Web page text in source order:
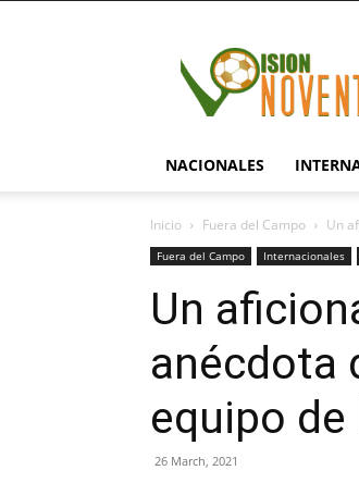
NACIONALES
Inicio Fuera del Campo Un
Fuera del Campo Internacionales
Un
anécdota
equipo de
26 March, 2021